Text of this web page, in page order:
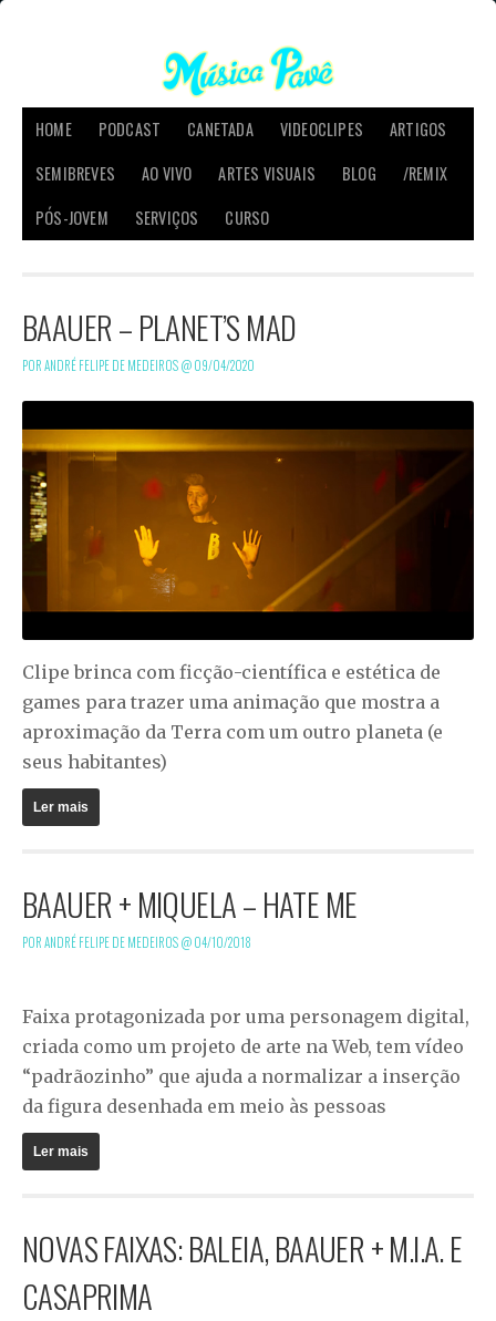
HOME PODCAST CANETADA VIDEOCLIPES
ARTIGOS
SEMIBREVES
AO VIVO ARTES VISUAIS BLOG
/REMIX
PÓS-JOVEM
SERVIÇOS CURSO
BAAUER – PLANET’S MAD
POR ANDRÉ FELIPE DE MEDEIROS @09/04/2020
Clipe brinca com ficção-científica e estética de
games para trazer uma animação que mostra a
aproximação da Terra com um outro planeta (e
seus habitantes)
Ler mais
BAAUER + MIQUELA – HATE ME
POR ANDRÉ FELIPE DE MEDEIROS @04/10/2018
Faixa protagonizada por uma personagem digital,
criada como um projeto de arte na Web, tem vídeo
“padrãozinho” que ajuda a normalizar a inserção
da figura desenhada em meio às pessoas
Ler mais
NOVAS FAIXAS: BALEIA, BAAUER + M.I.A. E
CASAPRIMA